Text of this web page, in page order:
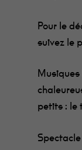
Pour le
suivez le
petits : le